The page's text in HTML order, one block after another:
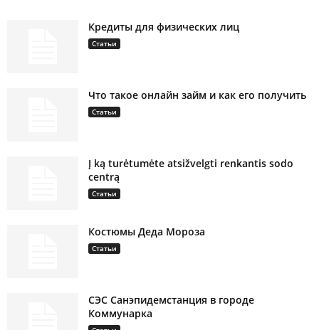
Кредиты для физических лиц
Статьи
Что такое онлайн займ и как его получить
Статьи
Į ką turėtumėte atsižvelgti renkantis sodo
centrą
Статьи
Костюмы Деда Мороза
Статьи
СЭС Санэпидемстанция в городе
Коммунарка